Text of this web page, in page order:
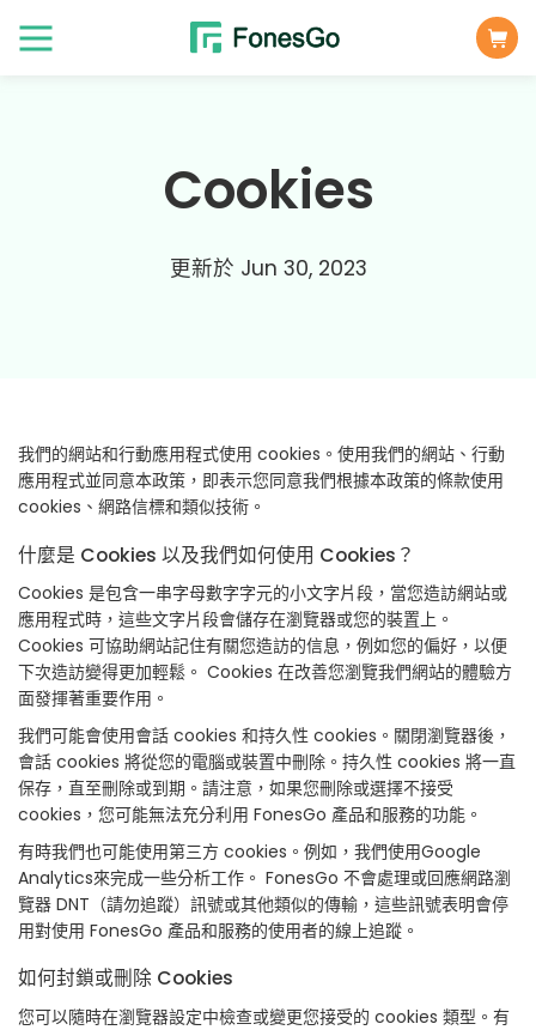
Cookies
更新於 Jun 30, 2023
我們的網站和行動應用程式使用 cookies。使用我們的網站、行動
應用程式並同意本政策，即表示您同意我們根據本政策的條款使用
cookies、網路信標和類似技術。
什麼是 Cookies 以及我們如何使用 Cookies？
Cookies 是包含一串字母數字字元的小文字片段，當您造訪網站或
應用程式時，這些文字片段會儲存在瀏覽器或您的裝置上。
Cookies 可協助網站記住有關您造訪的信息，例如您的偏好，以便
下次造訪變得更加輕鬆。 Cookies 在改善您瀏覽我們網站的體驗方
面發揮著重要作用。
我們可能會使用會話 cookies 和持久性 cookies。關閉瀏覽器後，
會話 cookies 將從您的電腦或裝置中刪除。持久性 cookies 將一直
保存，直至刪除或到期。請注意，如果您刪除或選擇不接受
cookies，您可能無法充分利用 FonesGo 產品和服務的功能。
有時我們也可能使用第三方 cookies。例如，我們使用Google
Analytics來完成一些分析工作。 FonesGo 不會處理或回應網路瀏
覽器 DNT（請勿追蹤）訊號或其他類似的傳輸，這些訊號表明會停
用對使用 FonesGo 產品和服務的使用者的線上追蹤。
如何封鎖或刪除 Cookies
您可以隨時在瀏覽器設定中檢查或變更您接受的 cookies 類型。有